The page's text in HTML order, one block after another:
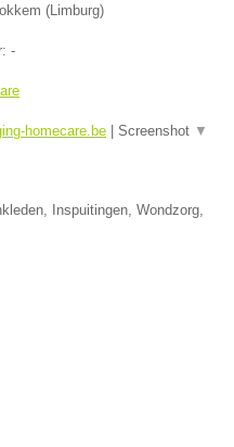
(Limburg)
-
homecare.be | Screenshot ▼
Inspuitingen, Wondzorg,